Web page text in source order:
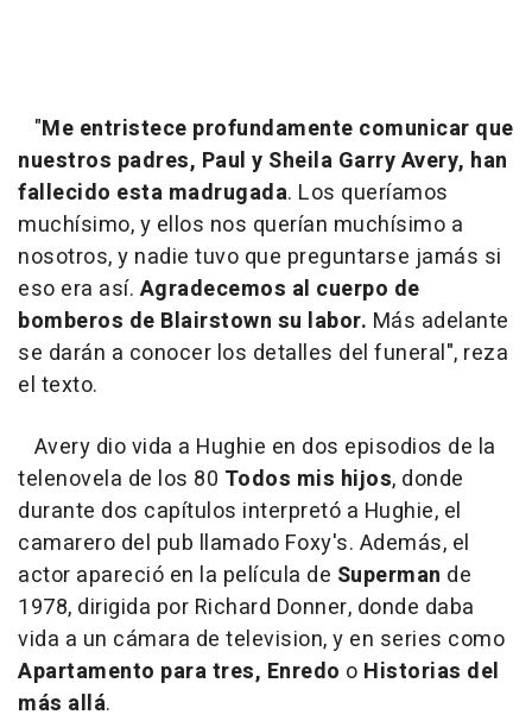
"Me entristece profundamente comunicar que
nuestros padres, Paul y Sheila Garry Avery, han
fallecido esta madrugada. Los queríamos
muchísimo, y ellos nos querían muchísimo a
nosotros, y nadie tuvo que preguntarse jamás si
eso era así. Agradecemos al cuerpo de
bomberos de Blairstown su labor. Más adelante
se darán a conocer los detalles del funeral", reza
el texto.
Avery dio vida a Hughie en dos episodios de la
telenovela de los 80 Todos mis hijos, donde
durante dos capítulos interpretó a Hughie, el
camarero del pub llamado Foxy's. Además, el
actor apareció en la película de Superman de
1978, dirigida por Richard Donner, donde daba
vida a un cámara de television, y en series como
Apartamento para tres, Enredo o Historias del
más allá.